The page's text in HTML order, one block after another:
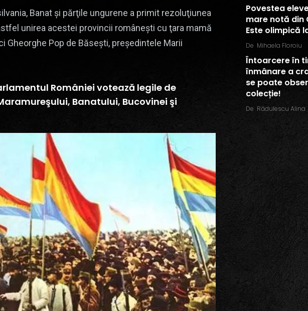
Banat şi părţile ungurene a primit rezoluţiunea
unirea acestei provincii româneşti cu ţara mamă
Gheorghe Pop de Băseşti, preşedintele Marii
României votează legile de
Banatului, Bucovinei şi
Povestea
mare notă din
Este olimpică
De Mihaela Floroiu
Întoarcere în
înmânare a
se poate
colecție!
De Rădulescu Alina